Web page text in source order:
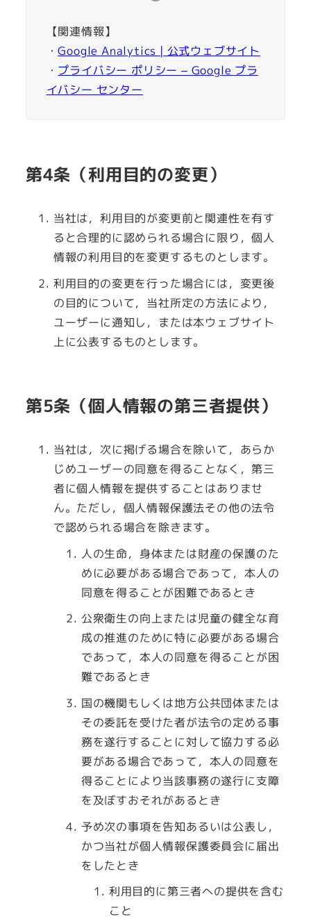
【関連情報】
・Google Analytics | 公式ウェブサイト
・ プライバシー ポリシー – Google プラ
イバシー センター
第4条（利用目的の変更）
当社は，利用目的が変更前と関連性を有す
ると合理的に認められる場合に限り，個人
情報の利用目的を変更するものとします。
利用目的の変更を行った場合には，変更後
の目的について，当社所定の方法により，
ユーザーに通知し，または本ウェブサイト
上に公表するものとします。
第5条（個人情報の第三者提供）
当社は，次に掲げる場合を除いて，あらか
じめユーザーの同意を得ることなく，第三
者に個人情報を提供することはありませ
ん。ただし，個人情報保護法その他の法令
で認められる場合を除きます。
人の生命，身体または財産の保護のた
めに必要がある場合であって，本人の
同意を得ることが困難であるとき
公衆衛生の向上または児童の健全な育
成の推進のために特に必要がある場合
であって，本人の同意を得ることが困
難であるとき
国の機関もしくは地方公共団体または
その委託を受けた者が法令の定める事
務を遂行することに対して協力する必
要がある場合であって，本人の同意を
得ることにより当該事務の遂行に支障
を及ぼすおそれがあるとき
予め次の事項を告知あるいは公表し，
かつ当社が個人情報保護委員会に届出
をしたとき
利用目的に第三者への提供を含む
こと